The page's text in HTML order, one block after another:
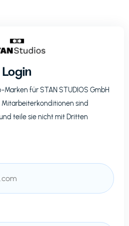
Login
Marken fürSTAN STUDIOS GmbH
sind
teile sie nicht mit Dritten